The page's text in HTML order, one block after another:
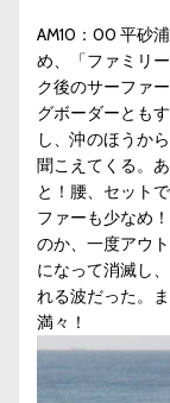
AM10：00 平砂
め、「ファミリ
ク後のサーファ
グボーダーとも
し、沖のほうか
聞こえてくる。
と！腰、セット
ファーも少なめ
のか、一度アウ
になって消滅し
れる波だった。
満々！